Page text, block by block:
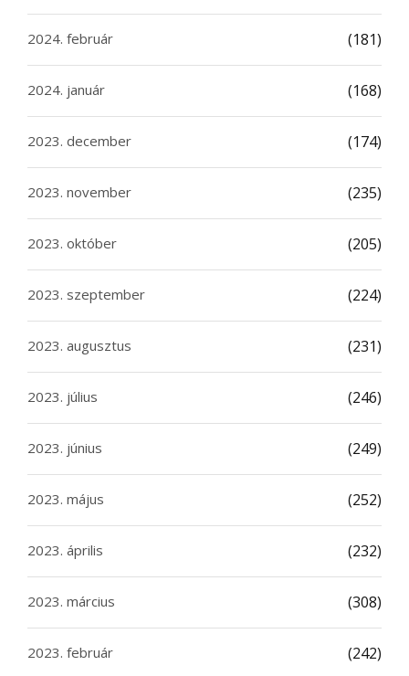
2024. február (181)
2024. január (168)
2023. december (174)
2023. november (235)
2023. október (205)
2023. szeptember (224)
2023. augusztus (231)
2023. július (246)
2023. június (249)
2023. május (252)
2023. április (232)
2023. március (308)
2023. február (242)